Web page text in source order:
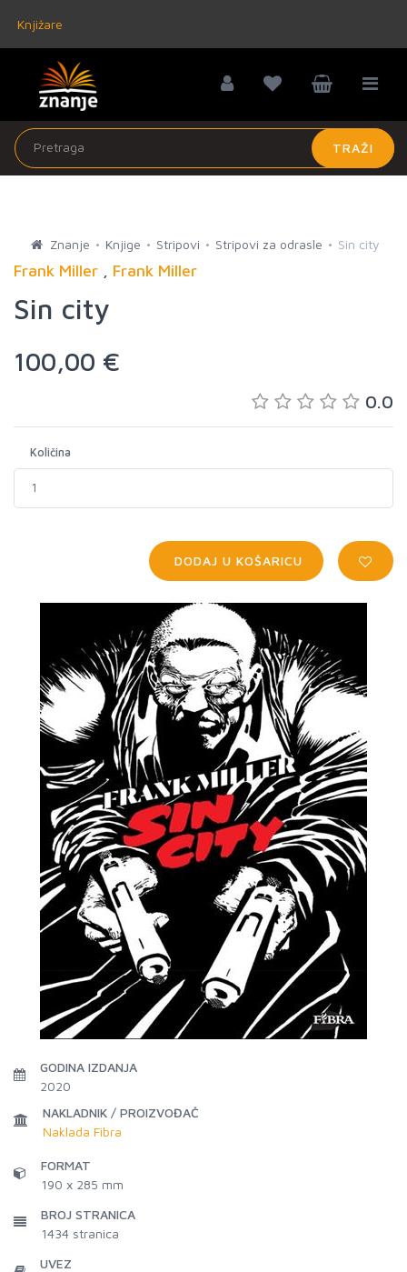
Knjižare
TRAŽI
Znanje Knjige Stripovi Stripovi za odrasle Sin city
Frank Miller Frank Miller
Sin city
100,00 €
0.0
Količina
DODAJ U KOŠARICU
GODINA IZDANJA
2020
NAKLADNIK / PROIZVOĐAČ
Naklada Fibra
FORMAT
190 x 285 mm
BROJ STRANICA
1434 stranica
UVEZ